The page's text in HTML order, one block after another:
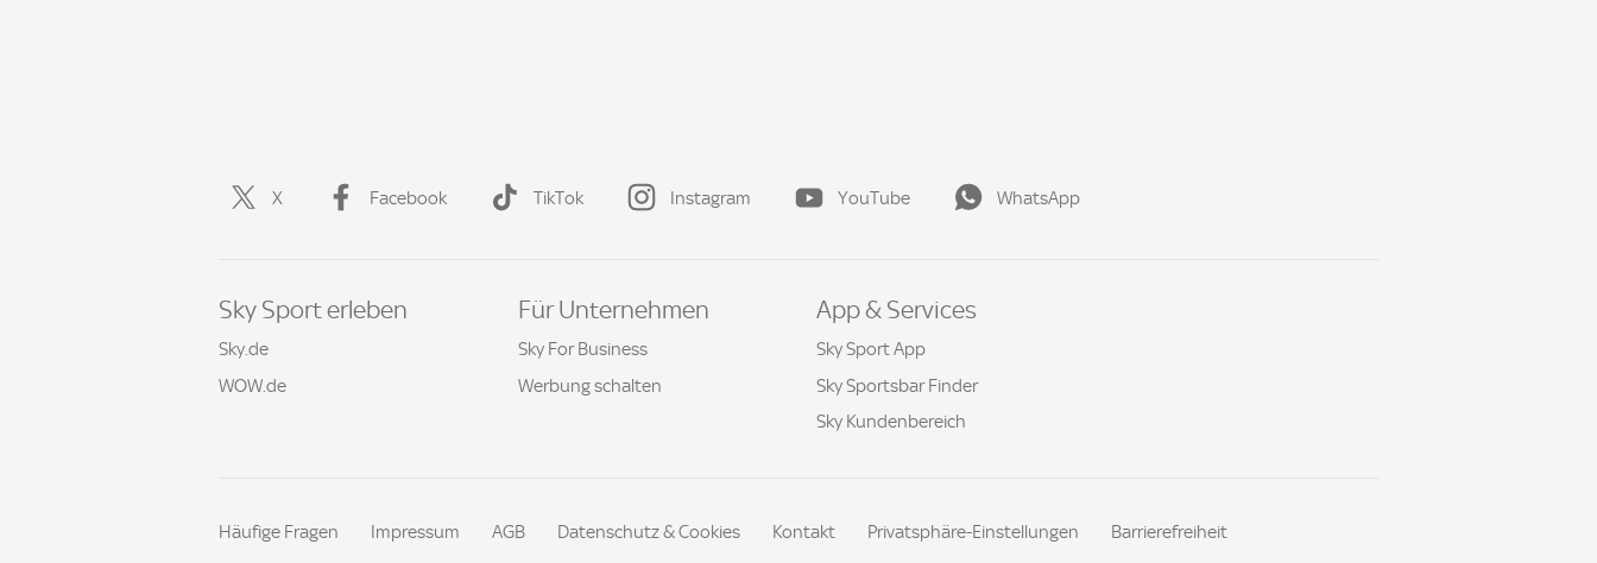
X Facebook TikTok Instagram YouTube WhatsApp
Sky Sport erleben
Sky.de
WOW.de
Für Unternehmen
Sky For Business
Werbung schalten
App & Services
Sky Sport App
Sky Sportsbar Finder
Sky Kundenbereich
Häufige Fragen Impressum AGB Datenschutz & Cookies Kontakt Privatsphäre-Einstellungen Barrierefreiheit